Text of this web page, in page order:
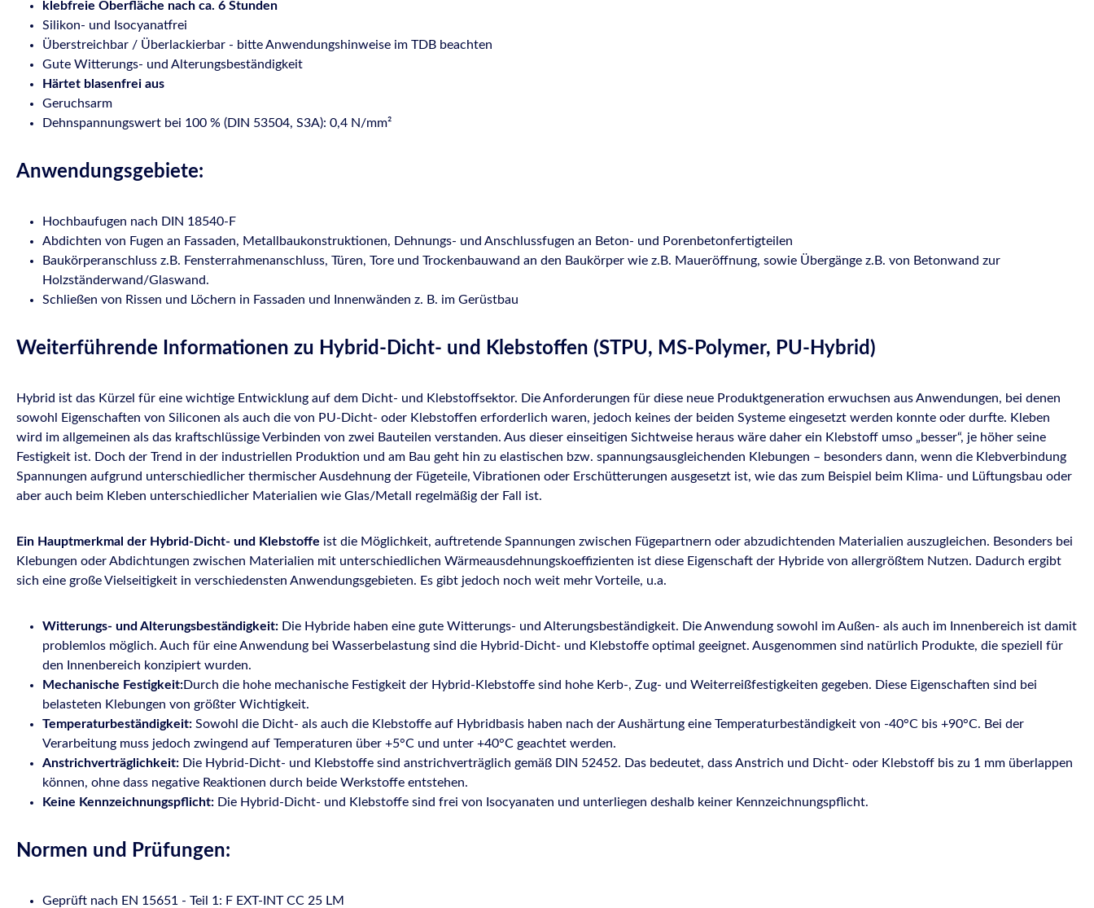
klebfreie Oberfläche nach ca. 6 Stunden
Silikon- und Isocyanatfrei
Überstreichbar / Überlackierbar - bitte Anwendungshinweise im TDB beachten
Gute Witterungs- und Alterungsbeständigkeit
Härtet blasenfrei aus
Geruchsarm
Dehnspannungswert bei 100 % (DIN 53504, S3A): 0,4 N/mm²
Anwendungsgebiete:
Hochbaufugen nach DIN 18540-F
Abdichten von Fugen an Fassaden, Metallbaukonstruktionen, Dehnungs- und Anschlussfugen an Beton- und Porenbetonfertigteilen
Baukörperanschluss z.B. Fensterrahmenanschluss, Türen, Tore und Trockenbauwand an den Baukörper wie z.B. Maueröffnung, sowie Übergänge z.B. von Betonwand zur
Holzständerwand/Glaswand.
Schließen von Rissen und Löchern in Fassaden und Innenwänden z. B. im Gerüstbau
Weiterführende Informationen zu Hybrid-Dicht- und Klebstoffen (STPU, MS-Polymer, PU-Hybrid)
Hybrid ist das Kürzel für eine wichtige Entwicklung auf dem Dicht- und Klebstoffsektor. Die Anforderungen für diese neue Produktgeneration erwuchsen aus Anwendungen, bei denen
sowohl Eigenschaften von Siliconen als auch die von PU-Dicht- oder Klebstoffen erforderlich waren, jedoch keines der beiden Systeme eingesetzt werden konnte oder durfte. Kleben
wird im allgemeinen als das kraftschlüssige Verbinden von zwei Bauteilen verstanden. Aus dieser einseitigen Sichtweise heraus wäre daher ein Klebstoff umso „besser“, je höher seine
Festigkeit ist. Doch der Trend in der industriellen Produktion und am Bau geht hin zu elastischen bzw. spannungsausgleichenden Klebungen – besonders dann, wenn die Klebverbindung
Spannungen aufgrund unterschiedlicher thermischer Ausdehnung der Fügeteile, Vibrationen oder Erschütterungen ausgesetzt ist, wie das zum Beispiel beim Klima- und Lüftungsbau oder
aber auch beim Kleben unterschiedlicher Materialien wie Glas/Metall regelmäßig der Fall ist.
Ein Hauptmerkmal der Hybrid-Dicht- und Klebstoffe ist die Möglichkeit, auftretende Spannungen zwischen Fügepartnern oder abzudichtenden Materialien auszugleichen. Besonders bei
Klebungen oder Abdichtungen zwischen Materialien mit unterschiedlichen Wärmeausdehnungskoeffizienten ist diese Eigenschaft der Hybride von allergrößtem Nutzen. Dadurch ergibt
sich eine große Vielseitigkeit in verschiedensten Anwendungsgebieten. Es gibt jedoch noch weit mehr Vorteile, u.a.
Witterungs- und Alterungsbeständigkeit: Die Hybride haben eine gute Witterungs- und Alterungsbeständigkeit. Die Anwendung sowohl im Außen- als auch im Innenbereich ist damit
problemlos möglich. Auch für eine Anwendung bei Wasserbelastung sind die Hybrid-Dicht- und Klebstoffe optimal geeignet. Ausgenommen sind natürlich Produkte, die speziell für
den Innenbereich konzipiert wurden.
Mechanische Festigkeit:Durch die hohe mechanische Festigkeit der Hybrid-Klebstoffe sind hohe Kerb-, Zug- und Weiterreißfestigkeiten gegeben. Diese Eigenschaften sind bei
belasteten Klebungen von größter Wichtigkeit.
Temperaturbeständigkeit: Sowohl die Dicht- als auch die Klebstoffe auf Hybridbasis haben nach der Aushärtung eine Temperaturbeständigkeit von -40°C bis +90°C. Bei der
Verarbeitung muss jedoch zwingend auf Temperaturen über +5°C und unter +40°C geachtet werden.
Anstrichverträglichkeit: Die Hybrid-Dicht- und Klebstoffe sind anstrichverträglich gemäß DIN 52452. Das bedeutet, dass Anstrich und Dicht- oder Klebstoff bis zu 1 mm überlappen
können, ohne dass negative Reaktionen durch beide Werkstoffe entstehen.
Keine Kennzeichnungspflicht: Die Hybrid-Dicht- und Klebstoffe sind frei von Isocyanaten und unterliegen deshalb keiner Kennzeichnungspflicht.
Normen und Prüfungen:
Geprüft nach EN 15651 - Teil 1: F EXT-INT CC 25 LM